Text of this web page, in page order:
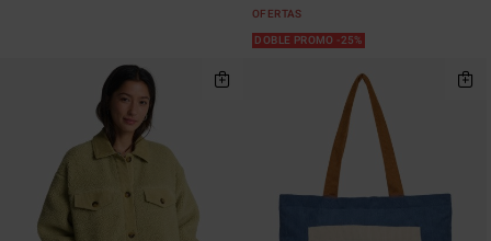
OFERTAS
DOBLE PROMO -25%